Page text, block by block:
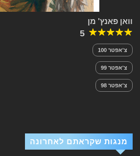
וואן פאנץ' מן
5
צ'אפטר 100
צ'אפטר 99
צ'אפטר 98
מנגות שקראתם לאחרונה